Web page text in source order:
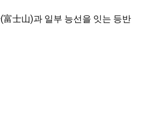
士山)과 일부 능선을 잇는 등반